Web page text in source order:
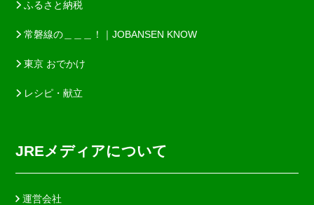
ふるさと納税
常磐線の＿＿＿！｜JOBANSEN KNOW
東京 おでかけ
レシピ・献立
JREメディアについて
運営会社